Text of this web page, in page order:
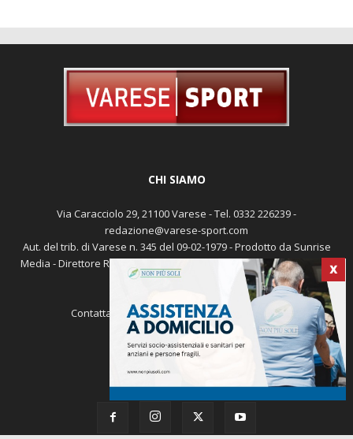
X
CHI SIAMO
Via Caracciolo 29, 21100 Varese - Tel. 0332 226239 -
redazione@varese-sport.com
Aut. del trib. di Varese n. 345 del 09-02-1979 - Prodotto da Sunrise
Media - Direttore Responsabile: Michele Marocco -Cookie policy
Pubblicità
Contattaci: redazione@varese-sport.com
SEGUICI